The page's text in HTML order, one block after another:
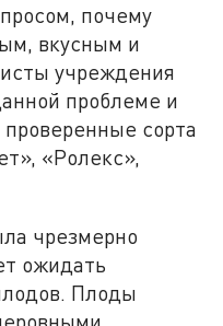
почему
вкусным и
учреждения
проблеме и
сорта
«Ролекс»,
чрезмерно
ожидать
Плоды